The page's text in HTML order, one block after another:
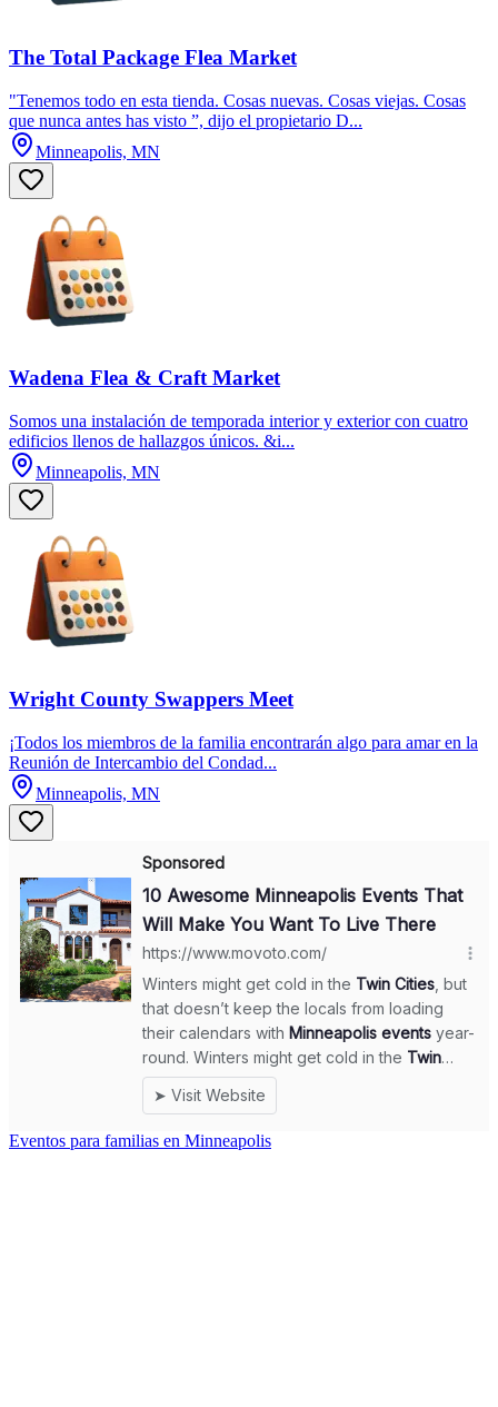
The Total Package Flea Market
"Tenemos todo en esta tienda. Cosas nuevas. Cosas viejas. Cosas
que nunca antes has visto ”, dijo el propietario D...
Minneapolis, MN
Wadena Flea & Craft Market
Somos una instalación de temporada interior y exterior con cuatro
edificios llenos de hallazgos únicos. &i...
Minneapolis, MN
Wright County Swappers Meet
¡Todos los miembros de la familia encontrarán algo para amar en la
Reunión de Intercambio del Condad...
Minneapolis, MN
Eventos para familias en Minneapolis